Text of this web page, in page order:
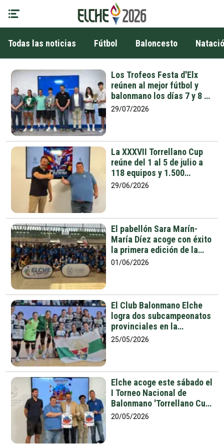
Todas las noticias Fútbol Baloncesto
Los Trofeos Festa d'Elx
reúnen al mejor fútbol y
balonmano los días 7 y 8 de
agosto y el 4 de septiembre
29/07/2026
La XXXVII Torrellano Cup
reúne del 1 al 5 de julio a
118 equipos y 1.500
deportistas de una decena
29/06/2026
El pabellón Sara Marín-
María Díez acoge con éxito
la primera edición de la
Torrellano Cup Inclusiva de
01/06/2026
El Club Balonmano Elche
logra dos subcampeonatos
provinciales en la
categoría alevín
25/05/2026
Elche acoge este sábado el
I Torneo Nacional de
Balonmano 'Torrellano Cup
Inclusivo' con más de 200
20/05/2026